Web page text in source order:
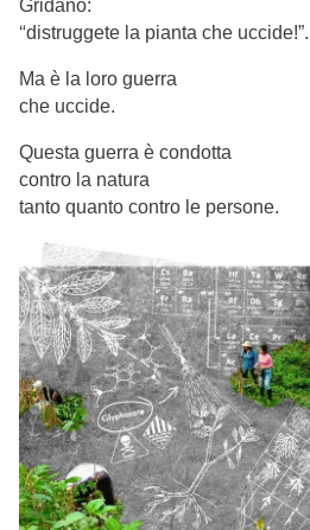
Gridano:
“distruggete la pianta che uccide!”.
Ma è la loro guerra
che uccide.
Questa guerra è condotta
contro la natura
tanto quanto contro le persone.